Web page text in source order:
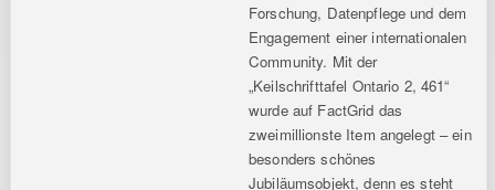
Forschung, Datenpflege und dem
Engagement einer internationalen
Community. Mit der
„Keilschrifttafel Ontario 2, 461“
wurde auf FactGrid das
zweimillionste Item angelegt – ein
besonders schönes
Jubiläumsobjekt, denn es steht